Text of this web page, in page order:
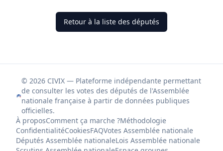
Retour à la liste des députés
© 2026 CIVIX — Plateforme indépendante permettant
de consulter les votes des députés de l'Assemblée
nationale française à partir de données publiques
officielles.
À proposComment ça marche ?Méthodologie
ConfidentialitéCookiesFAQVotes Assemblée nationale
Députés Assemblée nationaleLois Assemblée nationale